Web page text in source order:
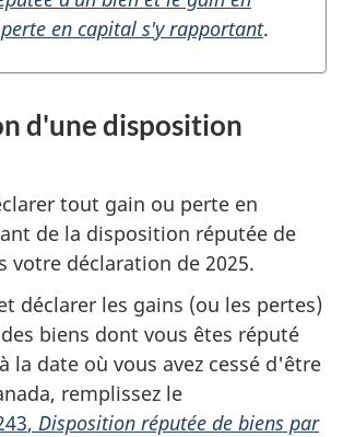
en capital s'y rapportant.
d'une disposition
tout gain ou perte en
de la disposition réputée de
votre déclaration de 2025.
déclarer les gains (ou les pertes)
biens dont vous êtes réputé
la date où vous avez cessé d'être
remplissez le
, Disposition réputée de biens par